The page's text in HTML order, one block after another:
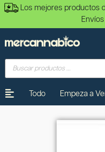
Los mejores productos
Todo Empeza a